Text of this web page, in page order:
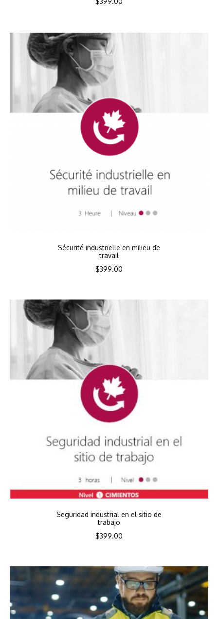
Sécurité industrielle en milieu de
travail
$399.00
Seguridad industrial en el sitio de
trabajo
$399.00